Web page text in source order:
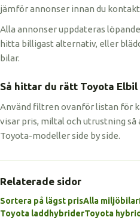
jämför annonser innan du
Alla annonser uppdateras
hitta billigast alternativ, eller
bilar.
Så hittar du rätt Toyota Elbil
Använd filtren ovanför listan för
visar pris, miltal och utrustning
Toyota-modeller side by side.
Relaterade sidor
Sortera på lägst prisAlla miljöbilar
Toyota laddhybriderToyota